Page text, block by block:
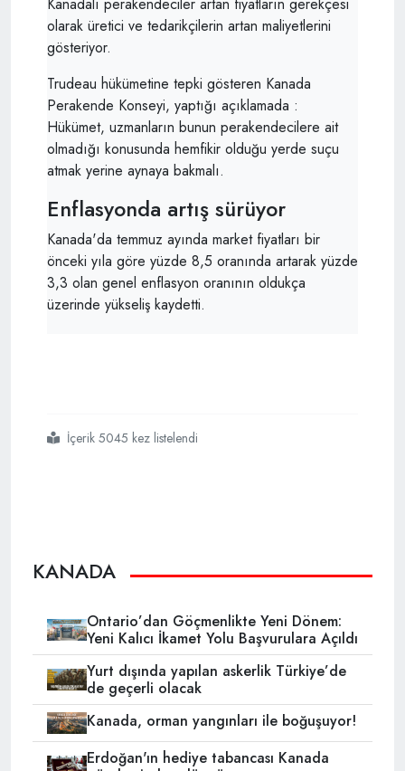
olarak üretici ve tedarikçilerin artan maliyetlerini
gösteriyor.
Trudeau hükümetine tepki gösteren Kanada
Perakende Konseyi, yaptığı açıklamada :
Hükümet, uzmanların bunun perakendecilere ait
olmadığı konusunda hemfikir olduğu yerde suçu
atmak yerine aynaya bakmalı.
Enflasyonda artış sürüyor
Kanada'da temmuz ayında market fiyatları bir
önceki yıla göre yüzde 8,5 oranında artarak yüzde
3,3 olan genel enflasyon oranının oldukça
üzerinde yükseliş kaydetti.
#kanada
#başbakanı
#trudeaudan
#marketlere
#gözdağı
İçerik 5045 kez listelendi
KANADA
Ontario’dan Göçmenlikte Yeni Dönem:
Yeni Kalıcı İkamet Yolu Başvurulara Açıldı
Yurt dışında yapılan askerlik Türkiye’de
de geçerli olacak
Kanada, orman yangınları ile boğuşuyor!
Erdoğan'ın hediye tabancası Kanada